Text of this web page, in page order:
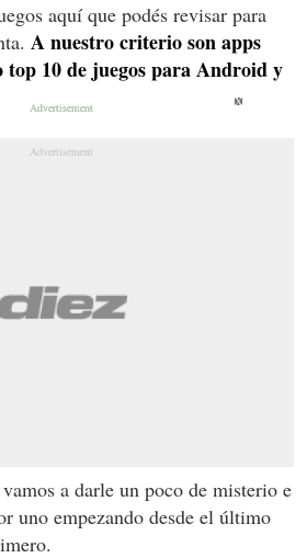
aquí que podés revisar para
A nuestro criterio son apps
top 10 de juegos para Android y
a darle un poco de misterio e
uno empezando desde el último
X
X
X